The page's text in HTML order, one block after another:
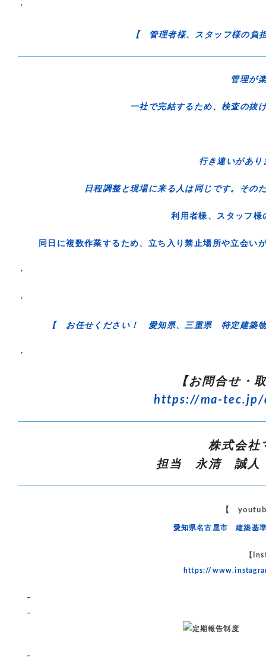
・
【 管理者様、スタッフ様の負
管理が
一社で完結するため、検査の抜
行き違いがあ
日程調整と現場に来る人は同じです。その
利用者様、スタッ
同日に複数作業するため、立ち入り禁止場所や立会い
・
・
【 お任せください！ 愛知県、三重県 特定建築
・
【お問合せ・
https://ma-
株式会社
担当 永清 誠人
【
愛知県名古屋市 建築基
【
https://
–
–
–